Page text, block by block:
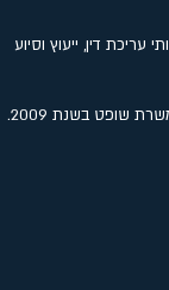
דין, ייעוץ וסיוע